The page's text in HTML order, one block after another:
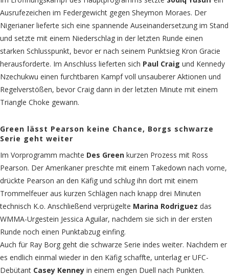
Ausrufezeichen im Federgewicht gegen Sheymon Moraes. Der
Nigerianer lieferte sich eine spannende Auseinandersetzung im Stand
und setzte mit einem Niederschlag in der letzten Runde einen
starken Schlusspunkt, bevor er nach seinem Punktsieg Kron Gracie
herausforderte. Im Anschluss lieferten sich Paul Craig und Kennedy
Nzechukwu einen furchtbaren Kampf voll unsauberer Aktionen und
Regelverstößen, bevor Craig dann in der letzten Minute mit einem
Triangle Choke gewann.
Green lässt Pearson keine Chance, Borgs schwarze
Serie geht weiter
Im Vorprogramm machte Des Green kurzen Prozess mit Ross
Pearson. Der Amerikaner preschte mit einem Takedown nach vorne,
drückte Pearson an den Käfig und schlug ihn dort mit einem
Trommelfeuer aus kurzen Schlägen nach knapp drei Minuten
technisch K.o. Anschließend verprügelte Marina Rodriguez das
WMMA-Urgestein Jessica Aguilar, nachdem sie sich in der ersten
Runde noch einen Punktabzug einfing.
Auch für Ray Borg geht die schwarze Serie indes weiter. Nachdem er
es endlich einmal wieder in den Käfig schaffte, unterlag er UFC-
Debütant Casey Kenney in einem engen Duell nach Punkten.